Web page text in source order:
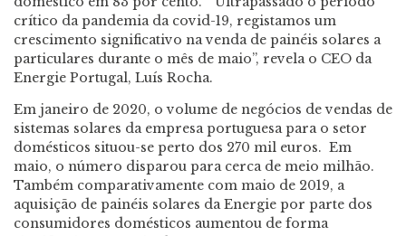
crítico da pandemia da covid-19, registamos um
crescimento significativo na venda de painéis solares a
particulares durante o mês de maio”, revela o CEO da
Energie Portugal, Luís Rocha.
Em janeiro de 2020, o volume de negócios de vendas de
sistemas solares da empresa portuguesa para o setor
domésticos situou-se perto dos 270 mil euros. Em
maio, o número disparou para cerca de meio milhão.
Também comparativamente com maio de 2019, a
aquisição de painéis solares da Energie por parte dos
consumidores domésticos aumentou de forma